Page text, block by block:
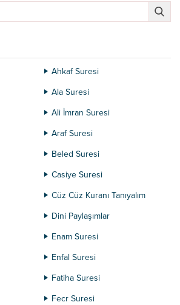
bizimle birlikte olmasına rağmen
onun kızmasına aldırış etmeden
Ahkaf Suresi
Ala Suresi
Ali İmran Suresi
Araf Suresi
Beled Suresi
Casiye Suresi
Cüz Cüz Kuranı Tanıyalım
Dini Paylaşımlar
Enam Suresi
Enfal Suresi
Fatiha Suresi
Fecr Suresi